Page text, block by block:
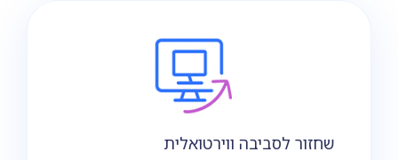
שחזור לסביבה ווירטואלית